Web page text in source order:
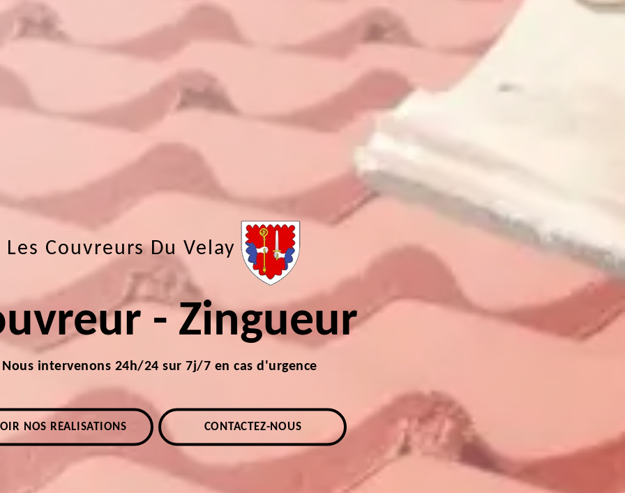
Les Couvreurs Du Velay
- Zingueur
Nous intervenons 24h/24 sur 7j/7 en cas d'urgence
NOS RÉALISATIONS CONTACTEZ-NOUS